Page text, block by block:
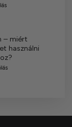
– miért
használni